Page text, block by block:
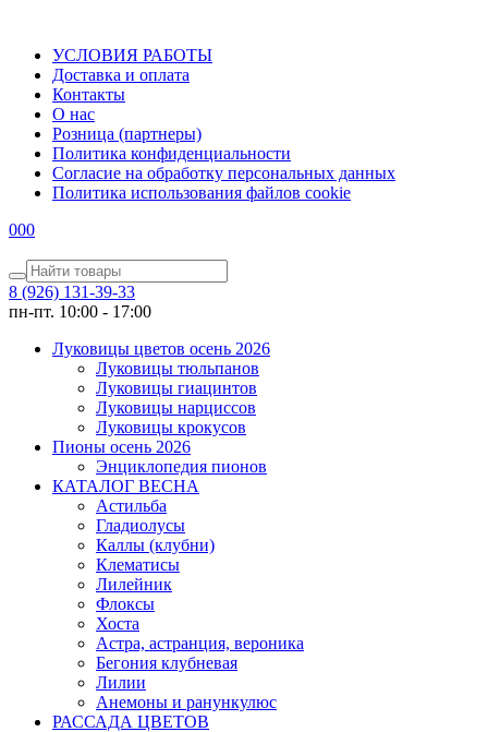
УСЛОВИЯ РАБОТЫ
Доставка и оплата
Контакты
О наc
Розница (партнеры)
Политика конфиденциальности
Согласие на обработку персональных данных
Политика использования файлов сookie
000
8 (926) 131-39-33
пн-пт. 10:00 - 17:00
Луковицы цветов осень 2026
Луковицы тюльпанов
Луковицы гиацинтов
Луковицы нарциссов
Луковицы крокусов
Пионы осень 2026
Энциклопедия пионов
КАТАЛОГ ВЕСНА
Астильба
Гладиолусы
Каллы (клубни)
Клематисы
Лилейник
Флоксы
Хоста
Астра, астранция, вероника
Бегония клубневая
Лилии
Анемоны и ранункулюс
РАССАДА ЦВЕТОВ